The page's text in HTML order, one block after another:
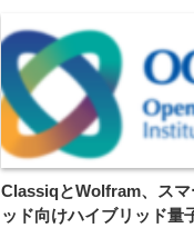
ClassiqとWolfram、スマ
ッド向けハイブリッド量